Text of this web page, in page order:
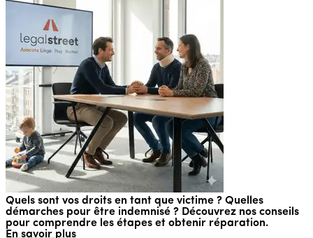
Quels sont vos droits en tant que victime ? Quelles
démarches pour être indemnisé ? Découvrez nos conseils
pour comprendre les étapes et obtenir réparation.
En savoir plus